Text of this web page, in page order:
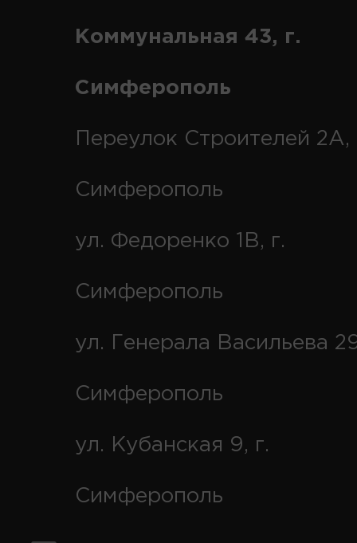
Коммунальная 43, г.
Симферополь
Переулок Строителей 2А,
Симферополь
ул. Федоренко 1В, г.
Симферополь
ул. Генерала Васильева
Симферополь
ул. Кубанская 9, г.
Симферополь